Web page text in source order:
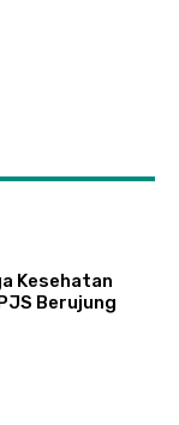
Kesehatan
Berujung